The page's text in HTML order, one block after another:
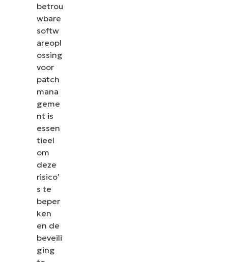
betrou
wbare
softw
areopl
ossing
voor
patch
mana
geme
nt is
essen
tieel
om
deze
risico’
s te
beper
ken
en de
beveili
ging